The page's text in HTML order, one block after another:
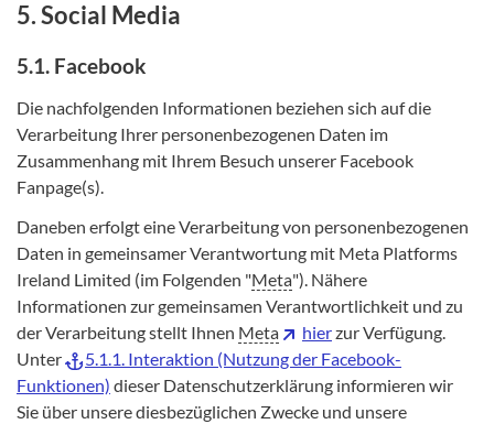
5. Social Media
5.1. Facebook
Die nachfolgenden Informationen beziehen sich auf die
Verarbeitung Ihrer personenbezogenen Daten im
Zusammenhang mit Ihrem Besuch unserer Facebook
Fanpage(s).
Daneben erfolgt eine Verarbeitung von personenbezogenen
Daten in gemeinsamer Verantwortung mit Meta Platforms
Ireland Limited (im Folgenden "Meta"). Nähere
Informationen zur gemeinsamen Verantwortlichkeit und zu
der Verarbeitung stellt Ihnen Meta hierzur Verfügung.
Unter
5.1.1. Interaktion (Nutzung der Facebook-
Funktionen) dieser Datenschutzerklärung informieren wir
Sie über unsere diesbezüglichen Zwecke und unsere